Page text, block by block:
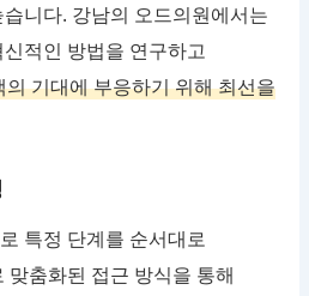
니다. 강남의 오드의원에서는
적인 방법을 연구하고
의 기대에 부응하기 위해 최선을
특정 단계를 순서대로
맞춤화된 접근 방식을 통해